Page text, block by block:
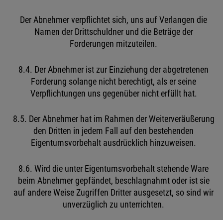
Der Abnehmer verpflichtet sich, uns auf Verlangen die
Namen der Drittschuldner und die Beträge der
Forderungen mitzuteilen.
8.4. Der Abnehmer ist zur Einziehung der abgetretenen
Forderung solange nicht berechtigt, als er seine
Verpflichtungen uns gegenüber nicht erfüllt hat.
8.5. Der Abnehmer hat im Rahmen der Weiterveräußerung
den Dritten in jedem Fall auf den bestehenden
Eigentumsvorbehalt ausdrücklich hinzuweisen.
8.6. Wird die unter Eigentumsvorbehalt stehende Ware
beim Abnehmer gepfändet, beschlagnahmt oder ist sie
auf andere Weise Zugriffen Dritter ausgesetzt, so sind wir
unverzüglich zu unterrichten.